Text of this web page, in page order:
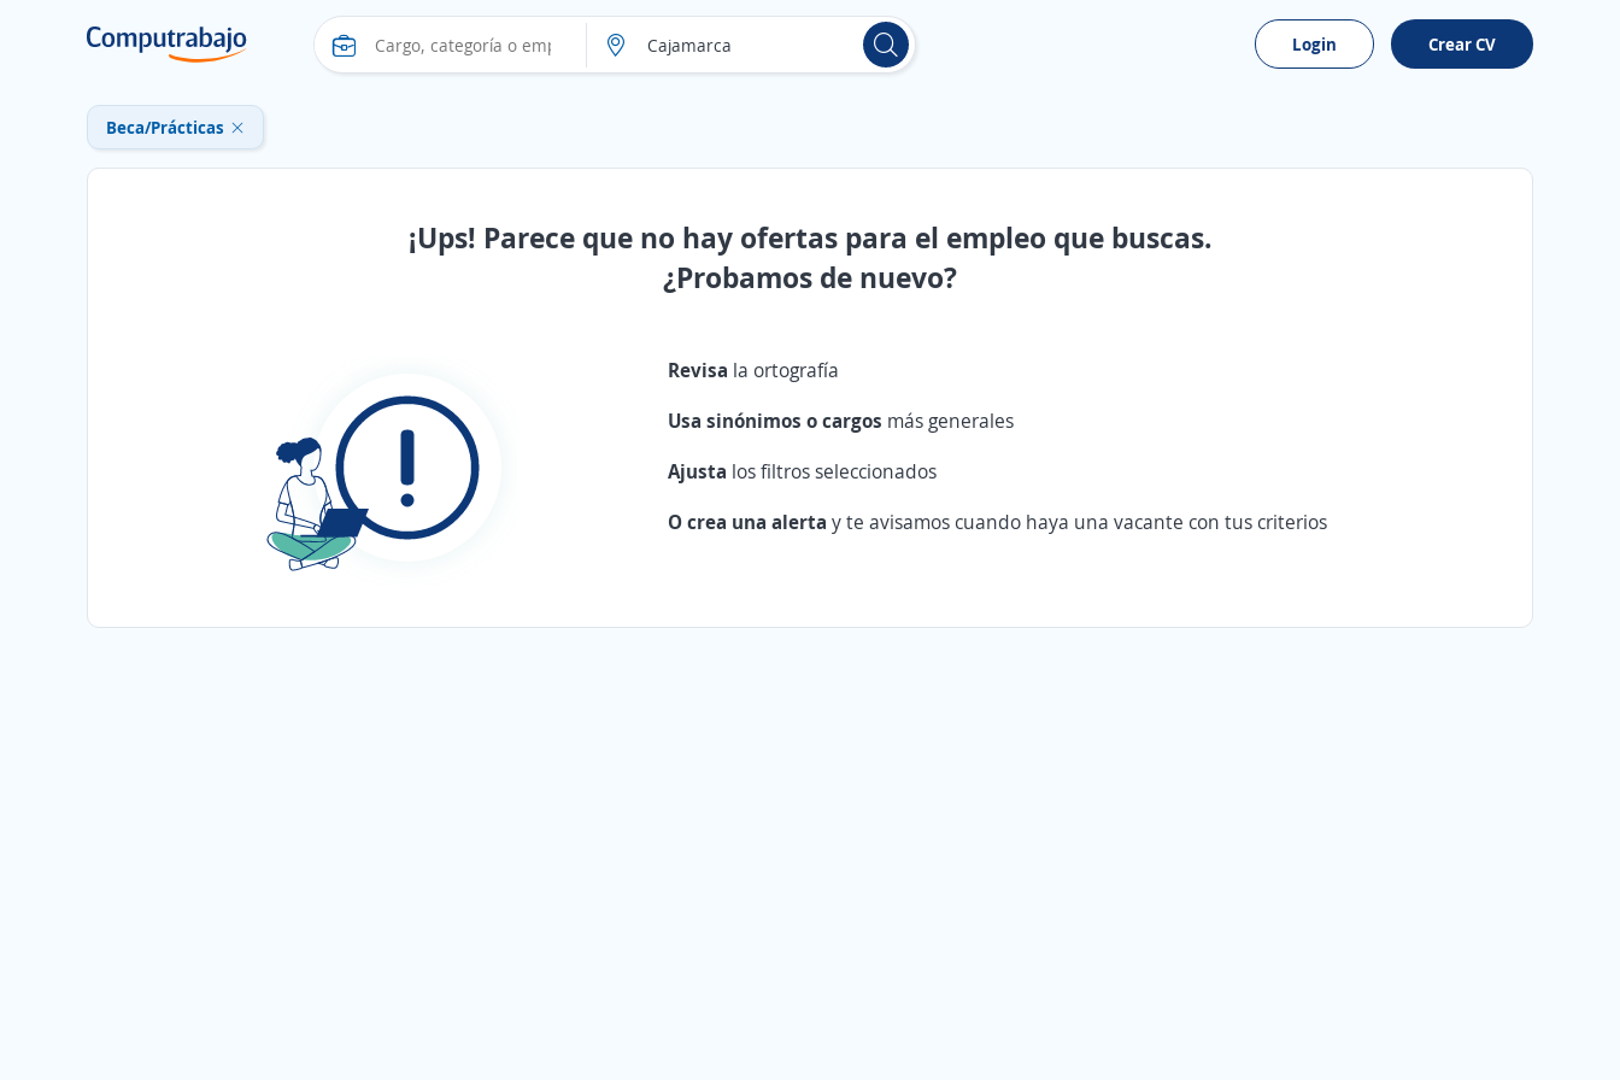
Login Crear CV
Beca/Prácticas
¡Ups! Parece que no hay ofertas para el empleo que buscas.
¿Probamos de nuevo?
Revisa la ortografía
Usa sinónimos o cargos más generales
Ajusta los filtros seleccionados
O crea una alertay te avisamos cuando haya una vacante con tus criterios